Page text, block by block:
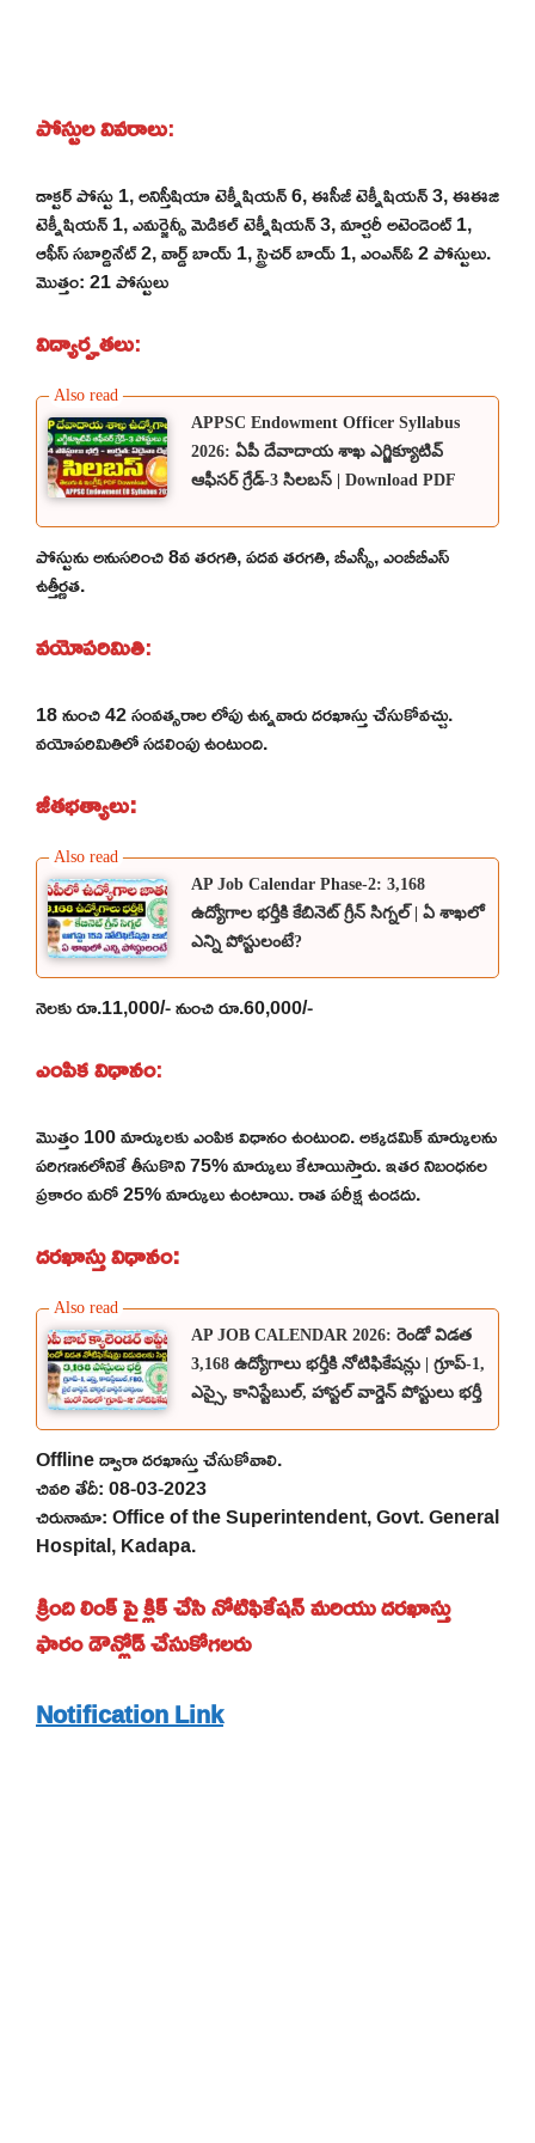
పోస్టుల వివరాలు:
డాక్టర్ పోస్టు 1, అనిస్తీషియా టెక్నీషియన్ 6, ఈసీజీ టెక్నీషియన్ 3, ఈఈజి
టెక్నీషియన్ 1, ఎమర్జెన్సీ మెడికల్ టెక్నీషియన్ 3, మార్చరీ అటెండెంట్ 1,
ఆఫీస్ సబార్డినేట్ 2, వార్డ్ బాయ్ 1, స్ట్రెచర్ బాయ్ 1, ఎంఎన్ఓ 2 పోస్టులు.
మొత్తం: 21 పోస్టులు
విద్యార్హతలు:
APPSC Endowment Officer Syllabus
2026: ఏపీ దేవాదాయ శాఖ ఎగ్జిక్యూటివ్
ఆఫీసర్ గ్రేడ్-3 సిలబస్ | Download PDF
పోస్టును అనుసరించి 8వ తరగతి, పదవ తరగతి, బీఎస్సీ, ఎంబీబీఎస్
ఉత్తీర్ణత.
వయోపరిమితి:
18 నుంచి 42 సంవత్సరాల లోపు ఉన్నవారు దరఖాస్తు చేసుకోవచ్చు.
వయోపరిమితిలో సడలింపు ఉంటుంది.
జీతభత్యాలు:
AP Job Calendar Phase-2: 3,168
ఉద్యోగాల భర్తీకి కేబినెట్ గ్రీన్ సిగ్నల్ | ఏ శాఖలో
ఎన్ని పోస్టులంటే?
నెలకు రూ.11,000/- నుంచి రూ.60,000/-
ఎంపిక విధానం:
మొత్తం 100 మార్కులకు ఎంపిక విధానం ఉంటుంది. అక్కడమిక్ మార్కులను
పరిగణనలోనికే తీసుకొని 75% మార్కులు కేటాయిస్తారు. ఇతర నిబంధనల
ప్రకారం మరో 25% మార్కులు ఉంటాయి. రాత పరీక్ష ఉండదు.
దరఖాస్తు విధానం:
AP JOB CALENDAR 2026: రెండో విడత
3,168 ఉద్యోగాలు భర్తీకి నోటిఫికేషన్లు | గ్రూప్-1,
ఎస్సై, కానిస్టేబుల్, హాస్టల్ వార్డెన్ పోస్టులు భర్తీ
Offline ద్వారా దరఖాస్తు చేసుకోవాలి.
చివరి తేదీ: 08-03-2023
చిరునామా: Office of the Superintendent, Govt. General
Hospital, Kadapa.
క్రింది లింక్ పై క్లిక్ చేసి నోటిఫికేషన్ మరియు దరఖాస్తు
ఫారం డౌన్లోడ్ చేసుకోగలరు
Notification Link